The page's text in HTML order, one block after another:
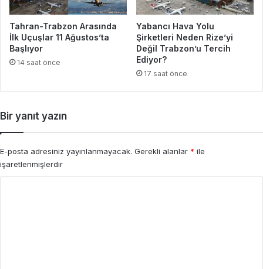
Tahran-Trabzon Arasında
İlk Uçuşlar 11 Ağustos’ta
Başlıyor
14 saat önce
Yabancı Hava Yolu
Şirketleri Neden Rize’yi
Değil Trabzon’u Tercih
Ediyor?
17 saat önce
Bir yanıt yazın
E-posta adresiniz yayınlanmayacak. Gerekli alanlar * ile
işaretlenmişlerdir